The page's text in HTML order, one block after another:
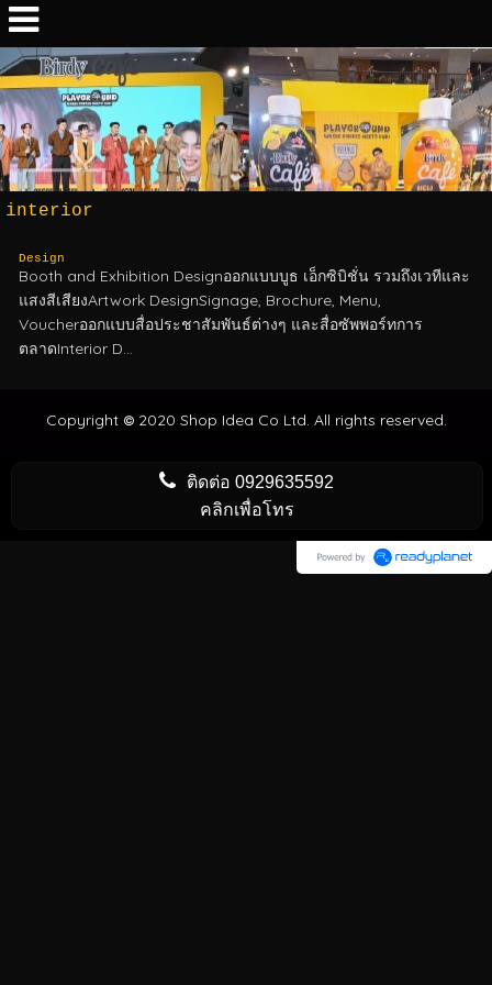
interior
Design
Booth and Exhibition Designออกแบบบูธ เอ็กซิบิชั่น รวมถึงเวทีและ
แสงสีเสียงArtwork DesignSignage, Brochure, Menu,
Voucherออกแบบสื่อประชาสัมพันธ์ต่างๆ และสื่อซัพพอร์ทการ
ตลาดInterior D...
Copyright © 2020 Shop Idea Co Ltd. All rights reserved.
ติดต่อ0929635592
คลิกเพื่อโทร